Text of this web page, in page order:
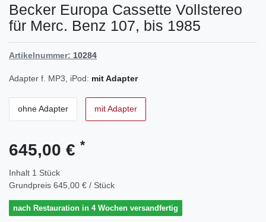
Becker Europa Cassette Vollstereo
für Merc. Benz 107, bis 1985
Artikelnummer: 10284
Adapter f. MP3, iPod: mit Adapter
ohne Adapter mit Adapter
645,00 € *
Inhalt 1 Stück
Grundpreis 645,00 € / Stück
nach Restauration in 4 Wochen versandfertig